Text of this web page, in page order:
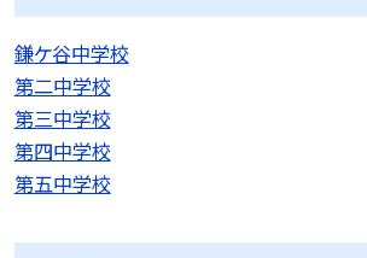
鎌ケ谷中学校
第二中学校
第三中学校
第四中学校
第五中学校